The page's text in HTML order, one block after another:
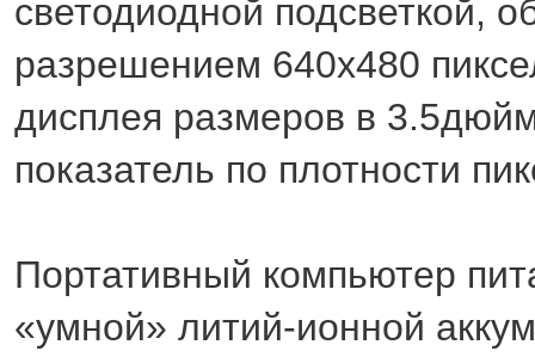
светодиодной подсветкой,
разрешением 640х480
дисплея размеров в
показатель по плотности
Портативный компьютер
«умной» литий-ионной